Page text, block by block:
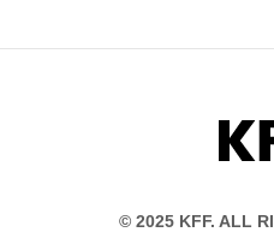
© 2025 KFF. ALL